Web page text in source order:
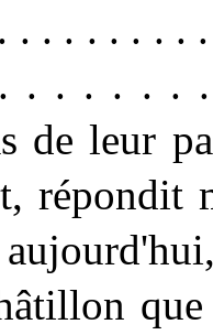
. . . . . . . .
. . . . . .
de leur
répondit